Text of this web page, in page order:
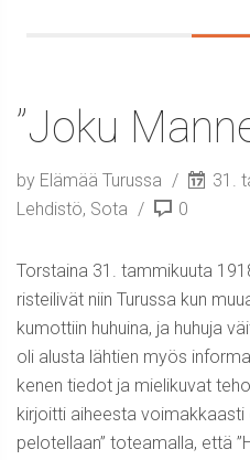
”Joku
by Elämää Turussa
31.
Lehdistö, Sota 0
Torstaina 31. tammikuuta
risteilivät niin Turussa kun
kumottiin huhuina, ja huhuja
oli alusta lähtien myös
kenen tiedot ja mielikuvat
kirjoitti aiheesta voimakkaasti
pelotellaan” toteamalla, että